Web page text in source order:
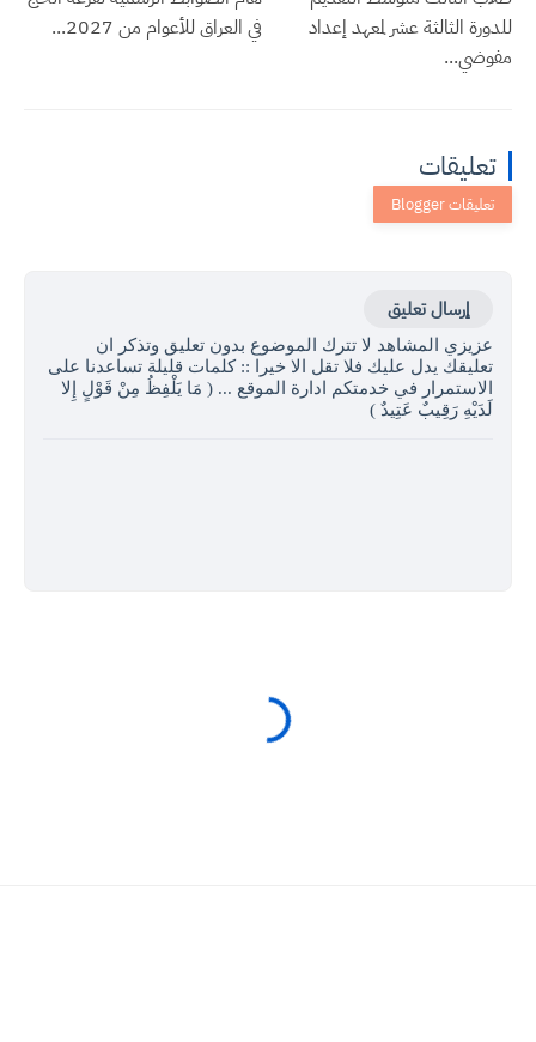
للدورة الثالثة عشر لمعهد إعداد
مفوضي...
في العراق للأعوام من 2027...
تعليقات
إرسال تعليق
عزيزي المشاهد لا تترك الموضوع بدون تعليق وتذكر ان
تعليقك يدل عليك فلا تقل الا خيرا :: كلمات قليلة تساعدنا على
الاستمرار في خدمتكم ادارة الموقع ... ( مَا يَلْفِظُ مِنْ قَوْلٍ إِلا
لَدَيْهِ رَقِيبٌ عَتِيدٌ )